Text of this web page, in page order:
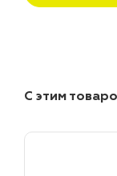
С этим